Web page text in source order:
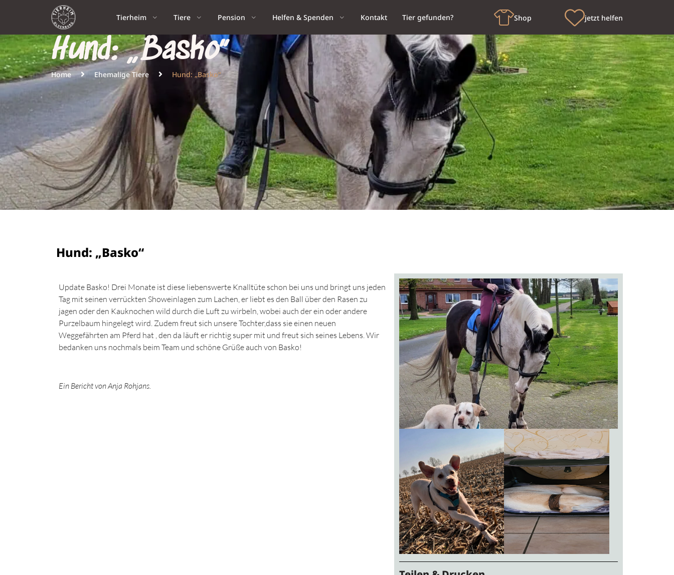
Tierheim Tiere Pension Helfen & Spenden Kontakt Tier gefunden? Shop jetzt helfen
Hund: „Basko“
Home Ehemalige Tiere Hund: „Basko“
Hund: „Basko“
Update Basko! Drei Monate ist diese liebenswerte Knalltüte schon bei uns und bringt uns jeden
Tag mit seinen verrückten Showeinlagen zum Lachen, er liebt es den Ball über den Rasen zu
jagen oder den Kauknochen wild durch die Luft zu wirbeln, wobei auch der ein oder andere
Purzelbaum hingelegt wird. Zudem freut sich unsere Tochter,dass sie einen neuen
Weggefährten am Pferd hat , den da läuft er richtig super mit und freut sich seines Lebens. Wir
bedanken uns nochmals beim Team und schöne Grüße auch von Basko!
Ein Bericht von Anja Rohjans.